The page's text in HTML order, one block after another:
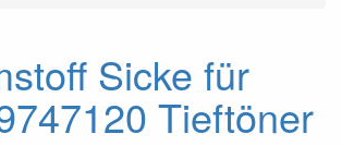
Sicke für
Tieftöner